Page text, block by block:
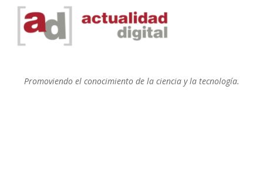
Promoviendo el conocimiento de la ciencia y la tecnología.